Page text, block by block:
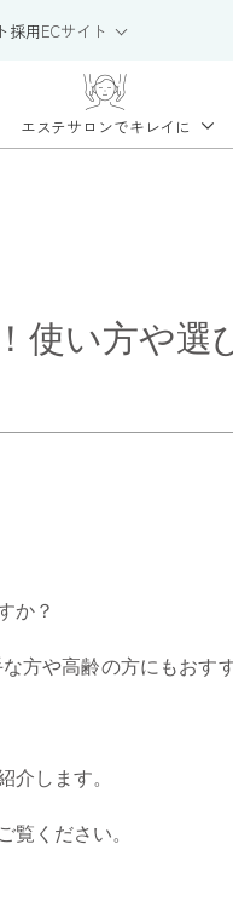
採用ECサイト
エステサロンでキレイに
使い方や選
か？
方や高齢の方にもおす
介します。
覧ください。